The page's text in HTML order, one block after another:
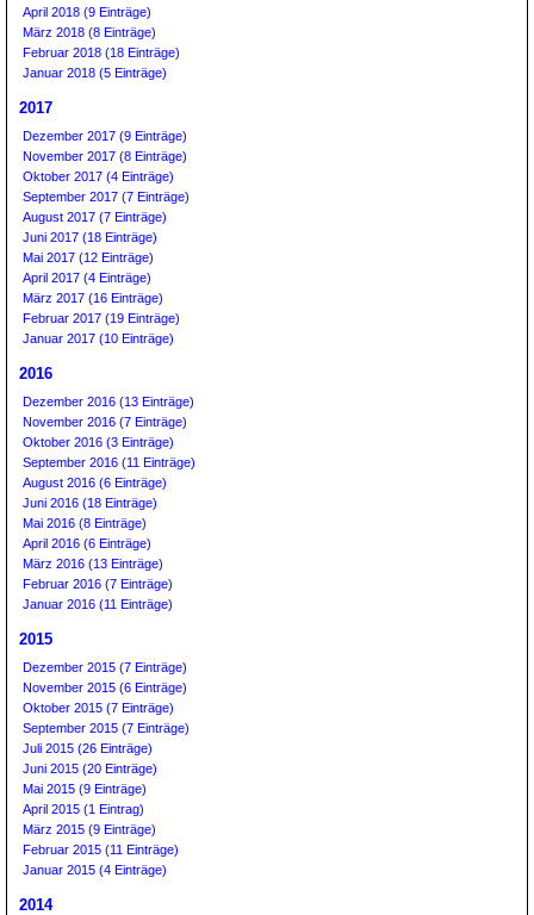
April 2018 (9 Einträge)
März 2018 (8 Einträge)
Februar 2018 (18 Einträge)
Januar 2018 (5 Einträge)
2017
Dezember 2017 (9 Einträge)
November 2017 (8 Einträge)
Oktober 2017 (4 Einträge)
September 2017 (7 Einträge)
August 2017 (7 Einträge)
Juni 2017 (18 Einträge)
Mai 2017 (12 Einträge)
April 2017 (4 Einträge)
März 2017 (16 Einträge)
Februar 2017 (19 Einträge)
Januar 2017 (10 Einträge)
2016
Dezember 2016 (13 Einträge)
November 2016 (7 Einträge)
Oktober 2016 (3 Einträge)
September 2016 (11 Einträge)
August 2016 (6 Einträge)
Juni 2016 (18 Einträge)
Mai 2016 (8 Einträge)
April 2016 (6 Einträge)
März 2016 (13 Einträge)
Februar 2016 (7 Einträge)
Januar 2016 (11 Einträge)
2015
Dezember 2015 (7 Einträge)
November 2015 (6 Einträge)
Oktober 2015 (7 Einträge)
September 2015 (7 Einträge)
Juli 2015 (26 Einträge)
Juni 2015 (20 Einträge)
Mai 2015 (9 Einträge)
April 2015 (1 Eintrag)
März 2015 (9 Einträge)
Februar 2015 (11 Einträge)
Januar 2015 (4 Einträge)
2014